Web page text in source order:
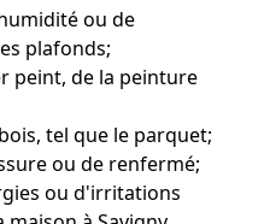
ou de
plafonds;
peint, de la peinture
tel que le parquet;
ou de renfermé;
ou d'irritations